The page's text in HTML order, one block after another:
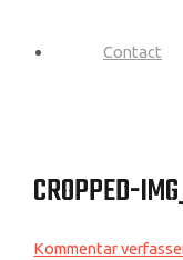
Contact
CROPPED-
Kommentar